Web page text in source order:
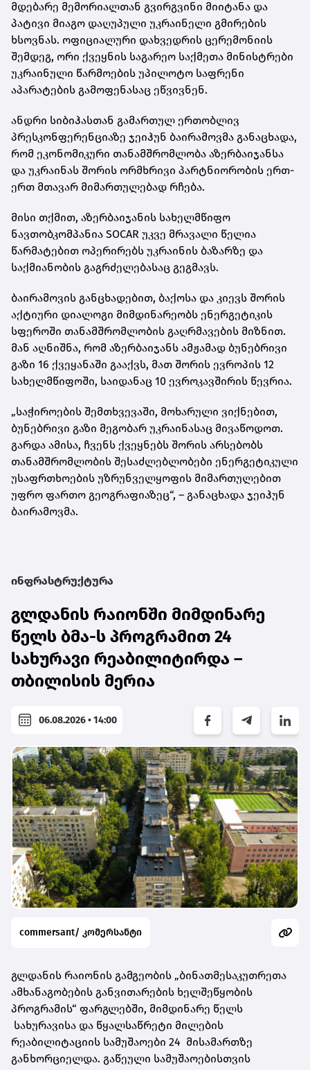
მდებარე მემორიალთან გვირგვინი მიიტანა და
პატივი მიაგო დაღუპული უკრაინელი გმირების
ხსოვნას. ოფიციალური დახვედრის ცერემონიის
შემდეგ, ორი ქვეყნის საგარეო საქმეთა მინისტრები
უკრაინული წარმოების უპილოტო საფრენი
აპარატების გამოფენასაც ეწვივნენ.
ანდრი სიბიჰასთან გამართულ ერთობლივ
პრესკონფერენციაზე ჯეიჰუნ ბაირამოვმა განაცხადა,
რომ ეკონომიკური თანამშრომლობა აზერბაიჯანსა
და უკრაინას შორის ორმხრივი პარტნიორობის ერთ-
ერთ მთავარ მიმართულებად რჩება.
მისი თქმით, აზერბაიჯანის სახელმწიფო
ნავთობკომპანია SOCAR უკვე მრავალი წელია
წარმატებით ოპერირებს უკრაინის ბაზარზე და
საქმიანობის გაგრძელებასაც გეგმავს.
ბაირამოვის განცხადებით, ბაქოსა და კიევს შორის
აქტიური დიალოგი მიმდინარეობს ენერგეტიკის
სფეროში თანამშრომლობის გაღრმავების მიზნით.
მან აღნიშნა, რომ აზერბაიჯანს ამჟამად ბუნებრივი
გაზი 16 ქვეყანაში გააქვს, მათ შორის ევროპის 12
სახელმწიფოში, საიდანაც 10 ევროკავშირის წევრია.
„საჭიროების შემთხვევაში, მოხარული ვიქნებით,
ბუნებრივი გაზი მეგობარ უკრაინასაც მივაწოდოთ.
გარდა ამისა, ჩვენს ქვეყნებს შორის არსებობს
თანამშრომლობის შესაძლებლობები ენერგეტიკული
უსაფრთხოების უზრუნველყოფის მიმართულებით
უფრო ფართო გეოგრაფიაზეც“, – განაცხადა ჯეიჰუნ
ბაირამოვმა.
ინფრასტრუქტურა
გლდანის რაიონში მიმდინარე
წელს ბმა-ს პროგრამით 24
სახურავი რეაბილიტირდა –
თბილისის მერია
06.08.2026 • 14:00
commersant/ კომერსანტი
გლდანის რაიონის გამგეობის „ბინათმესაკუთრეთა
ამხანაგობების განვითარების ხელშეწყობის
პროგრამის“ ფარგლებში, მიმდინარე წელს
სახურავისა და წყალსაწრეტი მილების
რეაბილიტაციის სამუშაოები 24 მისამართზე
განხორციელდა. გაწეული სამუშაოებისთვის